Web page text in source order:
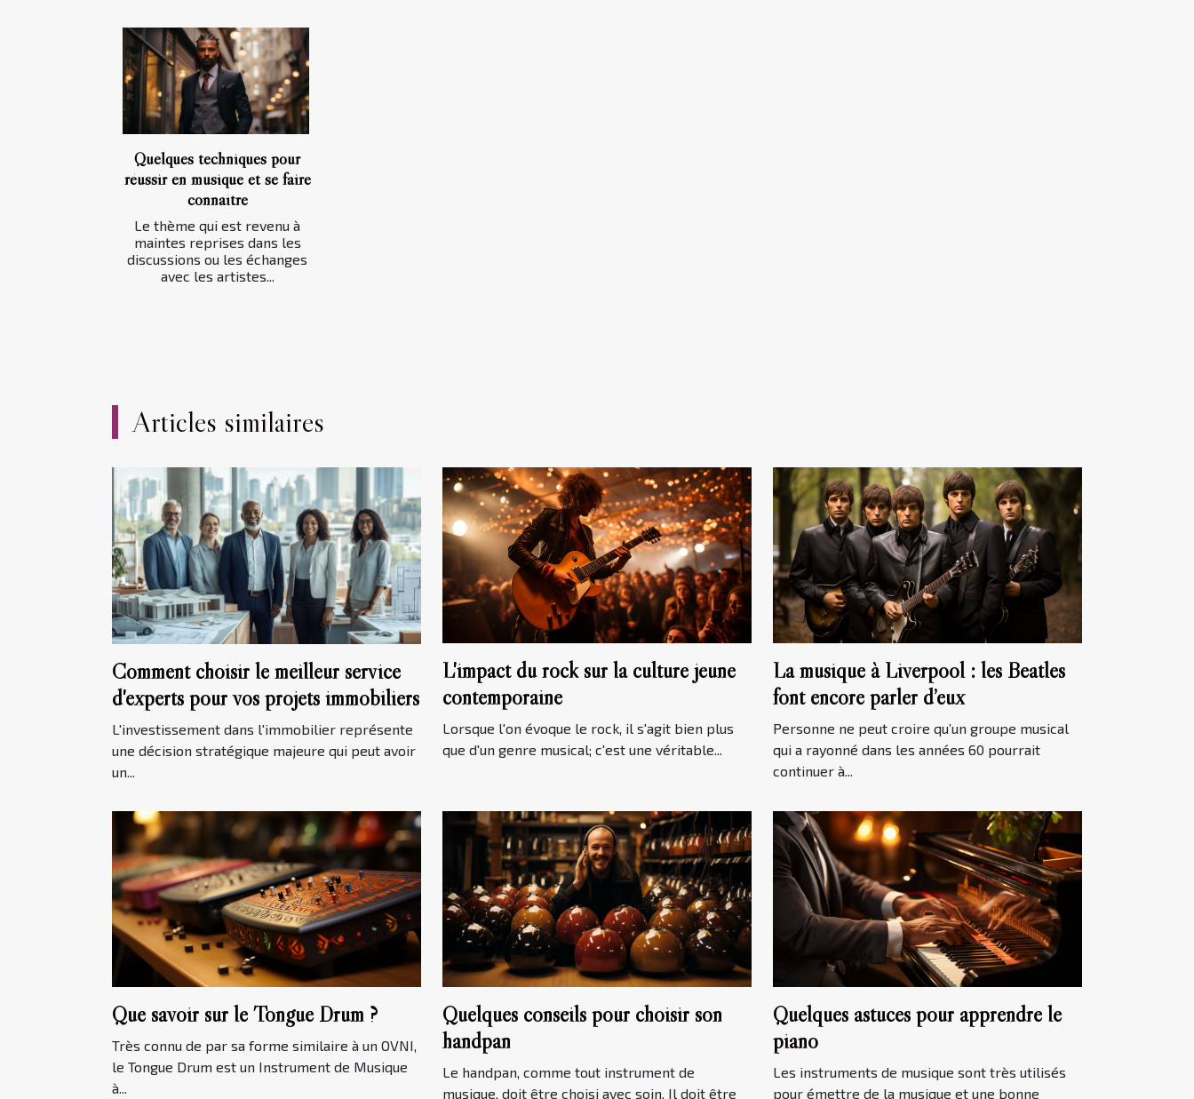
Quelques techniques pour
réussir en musique et se faire
connaître
Le thème qui est revenu à
maintes reprises dans les
discussions ou les échanges
avec les artistes...
Articles similaires
Comment choisir le meilleur service
d'experts pour vos projets immobiliers
L'investissement dans l'immobilier représente
une décision stratégique majeure qui peut avoir
un...
L'impact du rock sur la culture jeune
contemporaine
Lorsque l'on évoque le rock, il s'agit bien plus
que d'un genre musical; c'est une véritable...
La musique à Liverpool : les Beatles
font encore parler d’eux
Personne ne peut croire qu’un groupe musical
qui a rayonné dans les années 60 pourrait
continuer à...
Que savoir sur le Tongue Drum ?
Très connu de par sa forme similaire à un OVNI,
le Tongue Drum est un Instrument de Musique
à...
Quelques conseils pour choisir son
handpan
Le handpan, comme tout instrument de
musique, doit être choisi avec soin. Il doit être
Quelques astuces pour apprendre le
piano
Les instruments de musique sont très utilisés
pour émettre de la musique et une bonne